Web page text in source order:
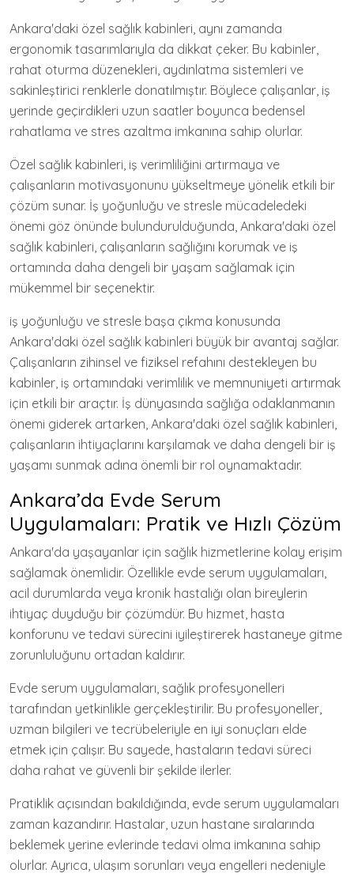
Ankara'daki özel sağlık kabinleri, aynı zamanda
ergonomik tasarımlarıyla da dikkat çeker. Bu kabinler,
rahat oturma düzenekleri, aydınlatma sistemleri ve
sakinleştirici renklerle donatılmıştır. Böylece çalışanlar, iş
yerinde geçirdikleri uzun saatler boyunca bedensel
rahatlama ve stres azaltma imkanına sahip olurlar.
Özel sağlık kabinleri, iş verimliliğini artırmaya ve
çalışanların motivasyonunu yükseltmeye yönelik etkili bir
çözüm sunar. İş yoğunluğu ve stresle mücadeledeki
önemi göz önünde bulundurulduğunda, Ankara'daki özel
sağlık kabinleri, çalışanların sağlığını korumak ve iş
ortamında daha dengeli bir yaşam sağlamak için
mükemmel bir seçenektir.
iş yoğunluğu ve stresle başa çıkma konusunda
Ankara'daki özel sağlık kabinleri büyük bir avantaj sağlar.
Çalışanların zihinsel ve fiziksel refahını destekleyen bu
kabinler, iş ortamındaki verimlilik ve memnuniyeti artırmak
için etkili bir araçtır. İş dünyasında sağlığa odaklanmanın
önemi giderek artarken, Ankara'daki özel sağlık kabinleri,
çalışanların ihtiyaçlarını karşılamak ve daha dengeli bir iş
yaşamı sunmak adına önemli bir rol oynamaktadır.
Ankara’da Evde Serum
Uygulamaları: Pratik ve Hızlı Çözüm
Ankara'da yaşayanlar için sağlık hizmetlerine kolay erişim
sağlamak önemlidir. Özellikle evde serum uygulamaları,
acil durumlarda veya kronik hastalığı olan bireylerin
ihtiyaç duyduğu bir çözümdür. Bu hizmet, hasta
konforunu ve tedavi sürecini iyileştirerek hastaneye gitme
zorunluluğunu ortadan kaldırır.
Evde serum uygulamaları, sağlık profesyonelleri
tarafından yetkinlikle gerçekleştirilir. Bu profesyoneller,
uzman bilgileri ve tecrübeleriyle en iyi sonuçları elde
etmek için çalışır. Bu sayede, hastaların tedavi süreci
daha rahat ve güvenli bir şekilde ilerler.
Pratiklik açısından bakıldığında, evde serum uygulamaları
zaman kazandırır. Hastalar, uzun hastane sıralarında
beklemek yerine evlerinde tedavi olma imkanına sahip
olurlar. Ayrıca, ulaşım sorunları veya engelleri nedeniyle